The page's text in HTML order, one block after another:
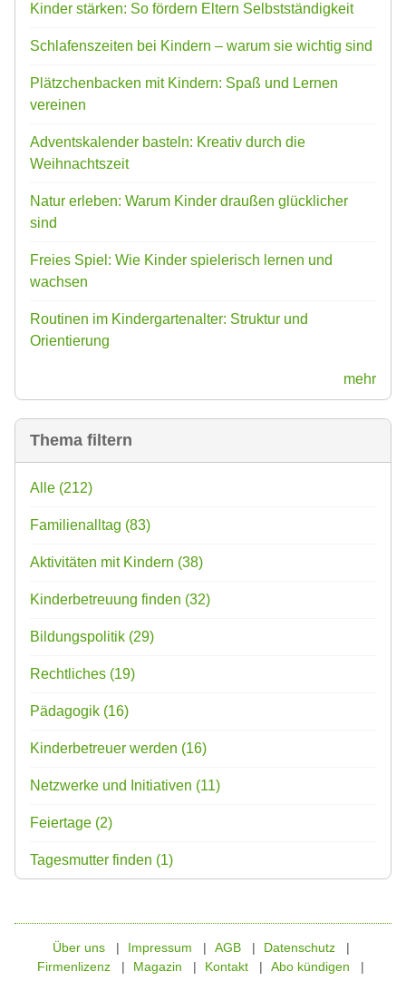
Kinder stärken: So fördern Eltern Selbstständigkeit
Schlafenszeiten bei Kindern – warum sie wichtig sind
Plätzchenbacken mit Kindern: Spaß und Lernen
vereinen
Adventskalender basteln: Kreativ durch die
Weihnachtszeit
Natur erleben: Warum Kinder draußen glücklicher
sind
Freies Spiel: Wie Kinder spielerisch lernen und
wachsen
Routinen im Kindergartenalter: Struktur und
Orientierung
mehr
Thema filtern
Alle (212)
Familienalltag (83)
Aktivitäten mit Kindern (38)
Kinderbetreuung finden (32)
Bildungspolitik (29)
Rechtliches (19)
Pädagogik (16)
Kinderbetreuer werden (16)
Netzwerke und Initiativen (11)
Feiertage (2)
Tagesmutter finden (1)
Über uns Impressum AGB
Datenschutz
Firmenlizenz
Magazin Kontakt
Abo kündigen